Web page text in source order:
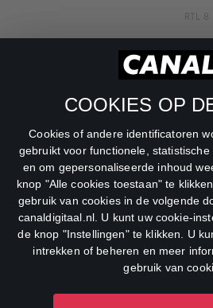
COOKIES OP
Cookies of andere identificatoren
gebruikt voor functionele,
en om gepersonaliseerde inhoud
knop "Alle cookies toestaan" te
gebruik van cookies in de volgende
canaldigitaal.nl. U kunt uw cookie-
de knop "Instellingen" te klikken. U
intrekken of beheren en meer
gebruik van
RTL 8
RTL Z
SBS6